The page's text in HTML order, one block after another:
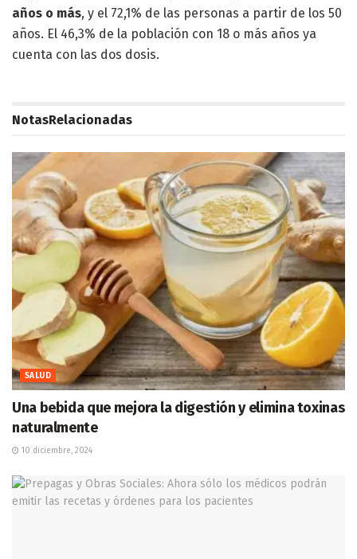
años o más, y el 72,1% de las personas a partir de los 50
años. El 46,3% de la población con 18 o más años ya
cuenta con las dos dosis.
NotasRelacionadas
SALUD
Una bebida que mejora la digestión y elimina toxinas
naturalmente
10 diciembre, 2024